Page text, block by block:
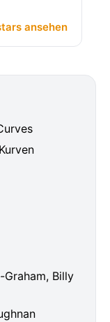
ansehen
Graham, Billy